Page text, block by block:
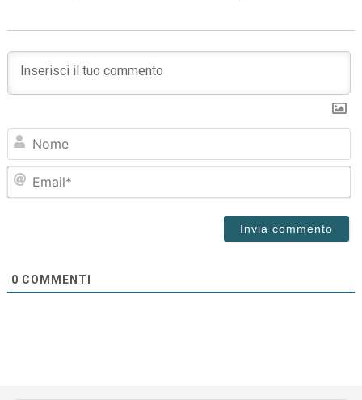
0 COMMENTI